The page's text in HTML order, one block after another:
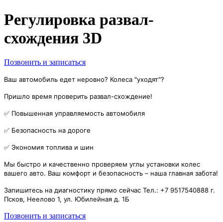
Регулировка развал-
схождения 3D
Позвонить и записаться
Ваш автомобиль едет неровно? Колеса "уходят"?
Пришло время проверить развал-схождение!
✅ Повышенная управляемость автомобиля
✅ Безопасность на дороге
✅ Экономия топлива и шин
Мы быстро и качественно проверяем углы установки колес
вашего авто. Ваш комфорт и безопасность – наша главная забота!
Запишитесь на диагностику прямо сейчас Тел.: +7 9517540888 г.
Псков, Неелово 1, ул. Юбилейная д. 1Б
Позвонить и записаться